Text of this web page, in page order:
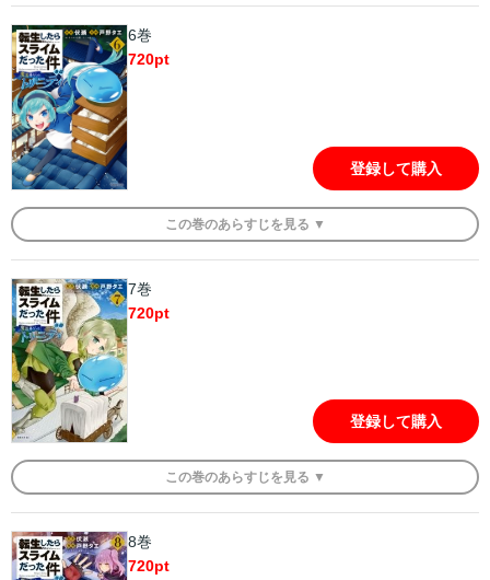
6巻
720pt
登録して購入
この巻のあらすじを 見る ▼
7巻
720pt
登録して購入
この巻のあらすじを 見る ▼
8巻
720pt